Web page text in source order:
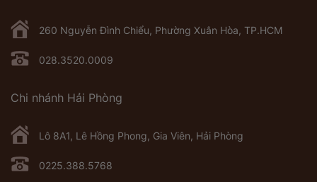
260 Nguyễn Đình Chiểu, Phường Xuân Hòa, TP.HCM
028.3520.0009
Chi nhánh Hải Phòng
Lô 8A1, Lê Hồng Phong, Gia Viên, Hải Phòng
0225.388.5768